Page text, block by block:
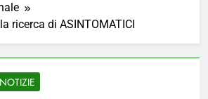
4 Mesi Ago
ORDINANZA N. 8/2026 –
REVOCA DEL DIVIETO
UTILIZZO DELL’ACQUA
Mesi Ago
📢Aggiornamento Situazione
ACQUA
ricerca di ASINTOMATICI
NOTIZIE